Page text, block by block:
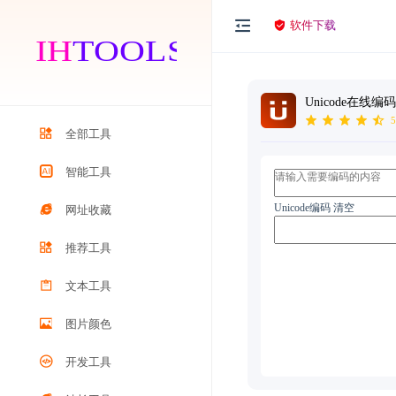
全部工具
智能工具
网址收藏
推荐工具
文本工具
图片颜色
开发工具
软件下载
Unicode在线编码
5
Unicode编码 清空